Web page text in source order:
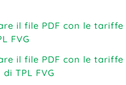
il file PDF con le tariffe
FVG
il file PDF con le tariffe
TPL FVG